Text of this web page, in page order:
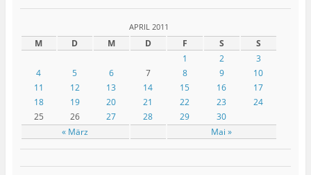
APRIL 2011
M D M D F S S
« März Mai »
1 2
3
4
5 6 7 8 9
10
11
12 13 14 15 16
17
18
19 20 21 22 23
24
25
26 27 28 29 30